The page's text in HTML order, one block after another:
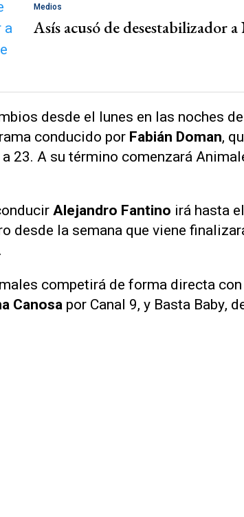
Medios
Asís acusó de desestabilizador
desde el lunes en las noches
conducido por Fabián Doman,
23. A su término comenzará
Alejandro Fantino irá hasta
desde la semana que viene
competirá de forma directa
Canosa por Canal 9, y Basta Baby,